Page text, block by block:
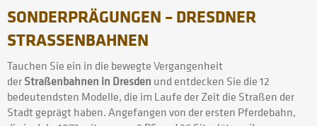
SONDERPRÄGUNGEN – DRESDNER
STRASSENBAHNEN
Tauchen Sie ein in die bewegte Vergangenheit
derStraßenbahnen in Dresden und entdecken Sie die 12
bedeutendsten Modelle, die im Laufe der Zeit die Straßen der
Stadt geprägt haben. Angefangen von der ersten Pferdebahn,